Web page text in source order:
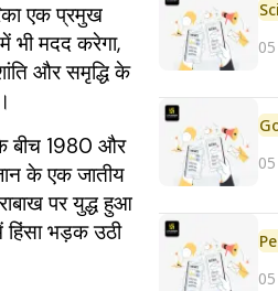
एक प्रमुख
भी मदद करेगा,
और समृद्धि के
बीच 1980 और
के एक जातीय
पर युद्ध हुआ
हिंसा भड़क उठी